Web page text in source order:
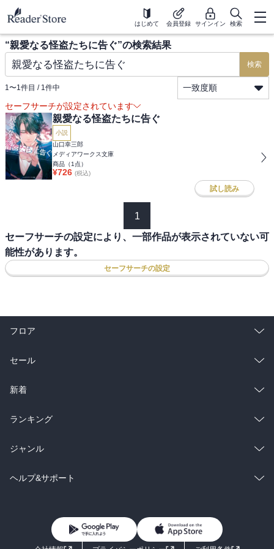
はじめて 会員登録 サインイン 検索
“親愛なる怪盗たちに告ぐ”の検索結果
検索
1〜1件目 / 1件中
一致度順
セーフサーチが設定されています
親愛なる怪盗たちに告ぐ
小説
山口幸三郎
メディアワークス文庫
商品（1 点）
¥726 (税込)
試し読み
1
セーフサーチの設定により、一部作品が表示されていない可
能性があります。
セーフサーチの設定
フロア
総合
ラノベ
雑誌・グラビア
BL・TL
セール
総合
ラノベ
雑誌・グラビア
BL・TL
新着
総合
ラノベ
雑誌・グラビア
ランキング
総合
ラノベ
ジャンル
コミック
ライトノベル 男子向けラノベ
ヘルプ&サポート
よくあるご質問
お問い合わせ